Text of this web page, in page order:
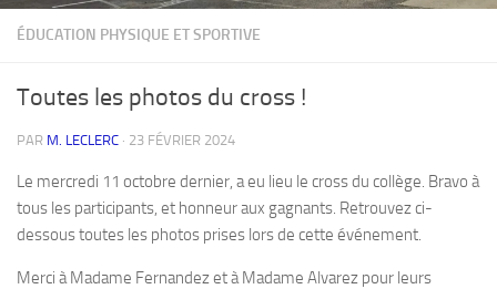
ÉDUCATION PHYSIQUE ET SPORTIVE
Toutes les photos du cross !
PAR M. LECLERC · 23 FÉVRIER 2024
Le mercredi 11 octobre dernier, a eu lieu le cross du collège. Bravo à
tous les participants, et honneur aux gagnants. Retrouvez ci-
dessous toutes les photos prises lors de cette événement.
Merci à Madame Fernandez et à Madame Alvarez pour leurs